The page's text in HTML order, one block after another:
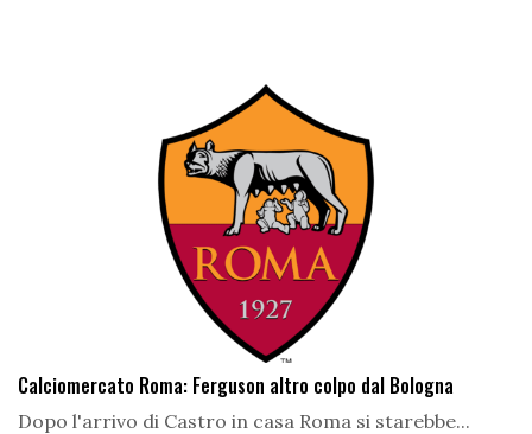
Calciomercato Roma: Ferguson altro colpo dal Bologna
Dopo l'arrivo di Castro in casa Roma si starebbe...